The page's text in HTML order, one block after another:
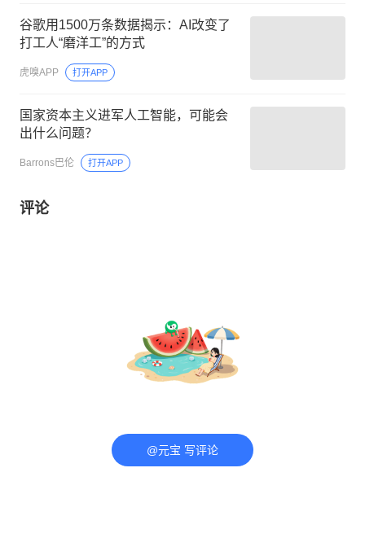
谷歌用1500万条数据揭示：AI改变了
打工人“磨洋工”的方式
虎嗅APP 打开APP
国家资本主义进军人工智能，可能会
出什么问题？
Barrons巴伦 打开APP
评论
@元宝 写评论